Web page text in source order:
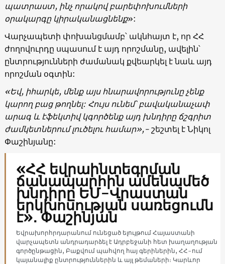
պատրաստ, ինչ որակով բարեփոխումների
օրակարգը կիրականացնենք»:
Վարչապետի փոխանցմամբ՝ ակնհայտ է, որ ՀՀ
ժողովուրդը սպասում է այդ որոշմանը, ավելին՝
ընտրությունների ժամանակ քվեարկել է նաև այդ
որոշման օգտին:
«Եվ, իհարկե, մենք այս հնարավորությունը չենք
կարող բաց թողնել: Հույս ունեմ՝ բավականաչափ
արագ և էֆեկտիվ կգործենք այդ խնդիրը ճշգրիտ
ժամկետներում լուծելու համար»,-շեշտել է Նիկոլ
Փաշինյանը:
«ՀՀ եվրաինտեգրման
ճանապարհին ամենամեծ
խնդիրը ԵՄ-Վրաստան
երկխոսության սառեցումն
է»․ Փաշինյան
Եվրախորհրդարանում ունեցած ելույթում Հայաստանի
վարչապետն անդրադարձել է Ադրբեջանի հետ խաղաղության
գործընթացին, Բաքվում պահվող հայ գերիներին, ՀՀ-ում
կայանալիք ընտրություններին և այլ թեմաների։ Կարևոր